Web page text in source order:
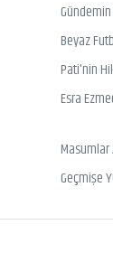
Beyaz
Pati'nin
Esra
Masumlar
Geçmişe